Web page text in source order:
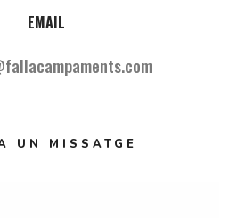
EMAIL
UN MISSATGE